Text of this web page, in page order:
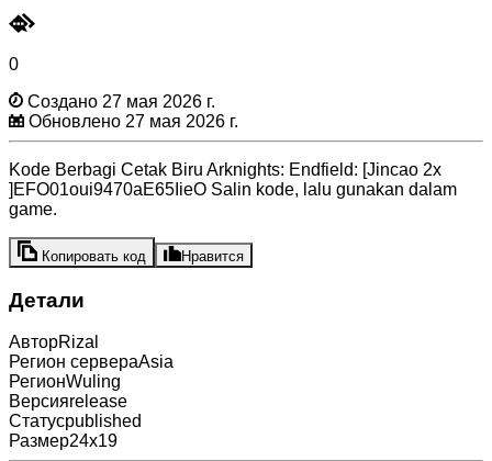
0
Создано 27 мая 2026 г.
Обновлено 27 мая 2026 г.
Kode Berbagi Cetak Biru Arknights: Endfield: [Jincao 2x
]EFO01oui9470aE65IieO Salin kode, lalu gunakan dalam
game.
Копировать код Нравится
Детали
АвторRizal
Регион сервераAsia
РегионWuling
Версияrelease
Статусpublished
Размер24x19